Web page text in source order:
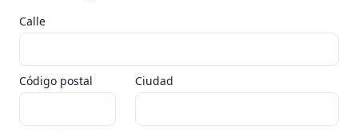
Calle
Código postal Ciudad